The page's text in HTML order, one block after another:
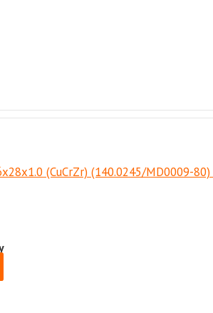
(CuCrZr) (140.0245/MD0009-80)